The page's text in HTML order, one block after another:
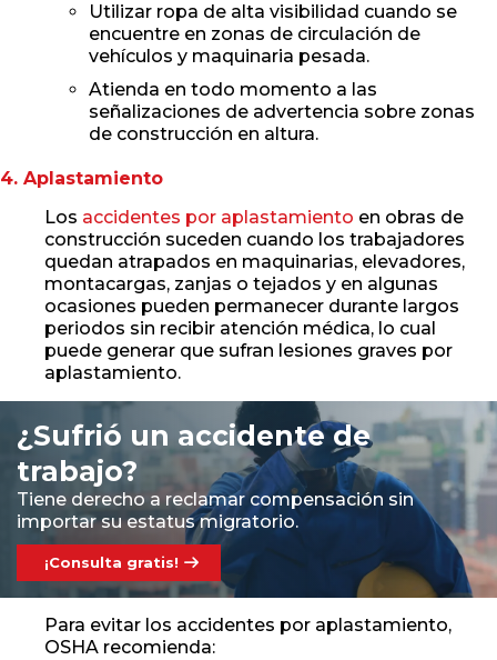
Utilizar ropa de alta visibilidad cuando se
encuentre en zonas de circulación de
vehículos y maquinaria pesada.
Atienda en todo momento a las
señalizaciones de advertencia sobre zonas
de construcción en altura.
4. Aplastamiento
Los accidentes por aplastamiento en obras de
construcción suceden cuando los trabajadores
quedan atrapados en maquinarias, elevadores,
montacargas, zanjas o tejados y en algunas
ocasiones pueden permanecer durante largos
periodos sin recibir atención médica, lo cual
puede generar que sufran lesiones graves por
aplastamiento.
¿Sufrió un accidente de
trabajo?
Tiene derecho a reclamar compensación sin
importar su estatus migratorio.
¡Consulta gratis!
Para evitar los accidentes por aplastamiento,
OSHA recomienda: